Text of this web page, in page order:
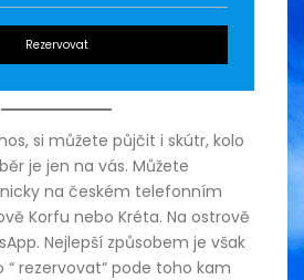
Rezervovat
si můžete půjčit i skútr, kolo
je jen na vás. Můžete
na českém telefonním
Korfu nebo Kréta. Na ostrově
Nejlepší způsobem je však
rezervovat“ pode toho kam